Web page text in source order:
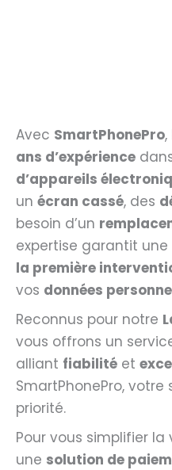
Avec SmartPhonePro
ans d’expérience
d’appareils
un écran cassé, des
besoin d’un
expertise garantit
la première
vos données
Reconnus pour notre
vous offrons un
alliant fiabilité et
SmartPhonePro,
priorité.
Pour vous simplifier la
une solution de